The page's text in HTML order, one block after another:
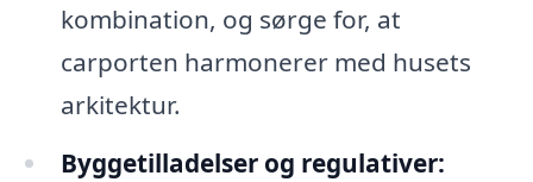
kombination, og sørge for, at
carporten harmonerer med husets
arkitektur.
Byggetilladelser og regulativer: